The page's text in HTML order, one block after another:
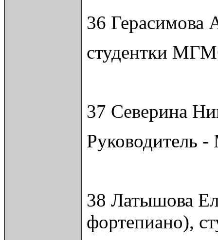
36 Герасимова
студентки
37 Северина
Руководитель
38 Латышова
фортепиано),